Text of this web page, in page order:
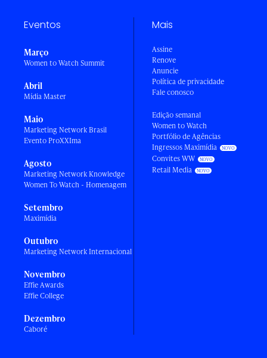
Eventos
Março
Women to Watch Summit
Abril
Mídia Master
Maio
Marketing Network Brasil
Evento ProXXIma
Agosto
Marketing Network Knowledge
Women To Watch - Homenagem
Setembro
Maximídia
Outubro
Marketing Network Internacional
Novembro
Effie Awards
Effie College
Dezembro
Caboré
Mais
Assine
Renove
Anuncie
Política de privacidade
Fale conosco
Edição semanal
Women to Watch
Portfólio de Agências
Ingressos Maximídia
Convites WW
Retail Media